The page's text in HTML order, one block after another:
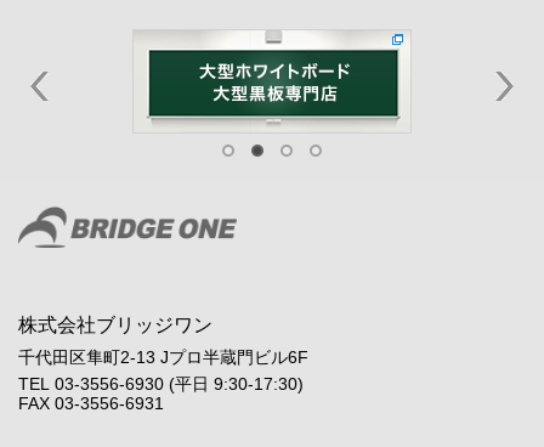
株式会社ブリッジワン
千代田区隼町2-13 Jプロ半蔵門ビル6F
TEL 03-3556-6930 (平日 9:30-17:30)
FAX 03-3556-6931